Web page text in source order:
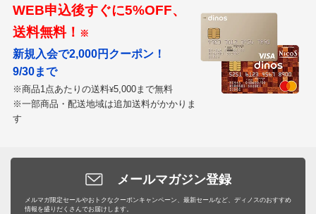
生地が厚くしっかりしているので、使いやすいです
新調したソファがより華やかになって、大変気に入って
2022/01/22
WEB申込後すぐに5%OFF、
送料無料！ ※
新規入会で2,000円クーポン！
9/30まで
※商品1点あたりの送料¥5,000まで無料
※一部商品・配送地域は追加送料がかかりま
す
メールマガジン登録
メルマガ限定セールやおトクなクーポンキャンペーン、最新セールなど、ディノスのおすすめ
情報を盛りだくさんでお届けします。